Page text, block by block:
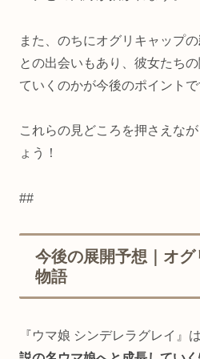
また、のちにオグリキャップの
との出会いもあり、彼女たち
ていくのかが今後のポイントで
これらの見どころを押さえな
ょう！
##
今後の展開予想｜オ
物語
『ウマ娘 シンデレラグレイ』は